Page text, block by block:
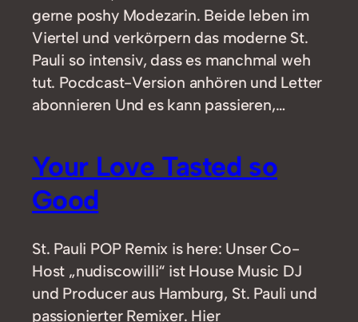
gerne poshy Modezarin. Beide leben im
Viertel und verkörpern das moderne St.
Pauli so intensiv, dass es manchmal weh
tut. Pocdcast-Version anhören und Letter
abonnieren Und es kann passieren,…
Your Love Tasted so
Good
St. Pauli POP Remix is here: Unser Co-
Host „nudiscowilli“ ist House Music DJ
und Producer aus Hamburg, St. Pauli und
passionierter Remixer. Hier